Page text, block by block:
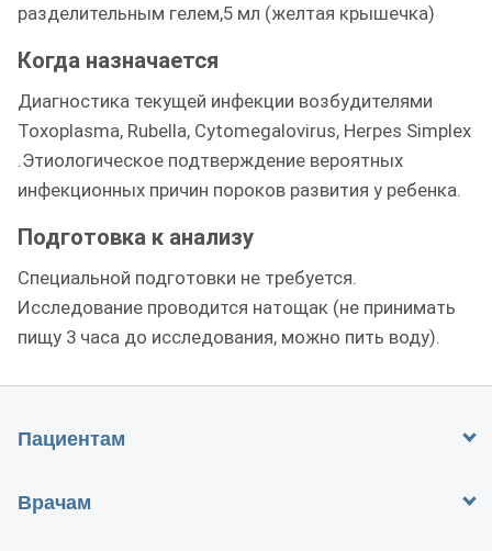
разделительным гелем,5 мл (желтая крышечка)
Когда назначается
Диагностика текущей инфекции возбудителями
Toxoplasma, Rubella, Cytomegalovirus, Herpes Simplex
.Этиологическое подтверждение вероятных
инфекционных причин пороков развития у ребенка.
Подготовка к анализу
Специальной подготовки не требуется.
Исследование проводится натощак (не принимать
пищу 3 часа до исследования, можно пить воду).
Пациентам
Врачам